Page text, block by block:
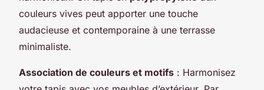
couleurs vives peut apporter une touche
audacieuse et contemporaine à une terrasse
minimaliste.
Association de couleurs et motifs : Harmonisez